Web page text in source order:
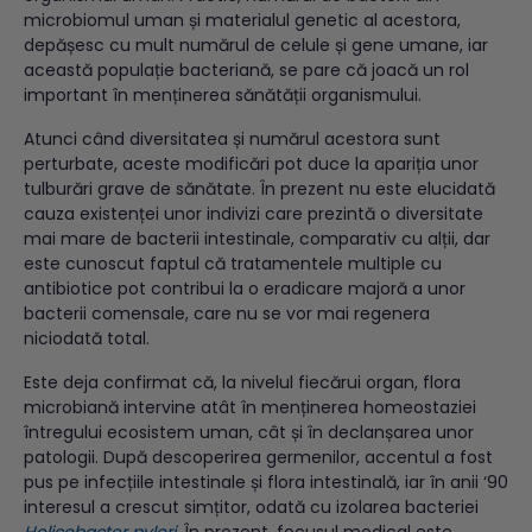
microbiomul uman și materialul genetic al acestora,
depășesc cu mult numărul de celule și gene umane, iar
această populație bacteriană, se pare că joacă un rol
important în menținerea sănătății organismului.
Atunci când diversitatea și numărul acestora sunt
perturbate, aceste modificări pot duce la apariția unor
tulburări grave de sănătate. În prezent nu este elucidată
cauza existenței unor indivizi care prezintă o diversitate
mai mare de bacterii intestinale, comparativ cu alții, dar
este cunoscut faptul că tratamentele multiple cu
antibiotice pot contribui la o eradicare majoră a unor
bacterii comensale, care nu se vor mai regenera
niciodată total.
Este deja confirmat că, la nivelul fiecărui organ, flora
microbiană intervine atât în menținerea homeostaziei
întregului ecosistem uman, cât și în declanșarea unor
patologii. După descoperirea germenilor, accentul a fost
pus pe infecțiile intestinale și flora intestinală, iar în anii ‘90
interesul a crescut simțitor, odată cu izolarea bacteriei